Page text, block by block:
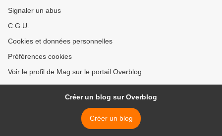
Signaler un abus
C.G.U.
Cookies et données personnelles
Préférences cookies
Voir le profil de Mag sur le portail Overblog
Créer un blog sur Overblog
Créer un blog